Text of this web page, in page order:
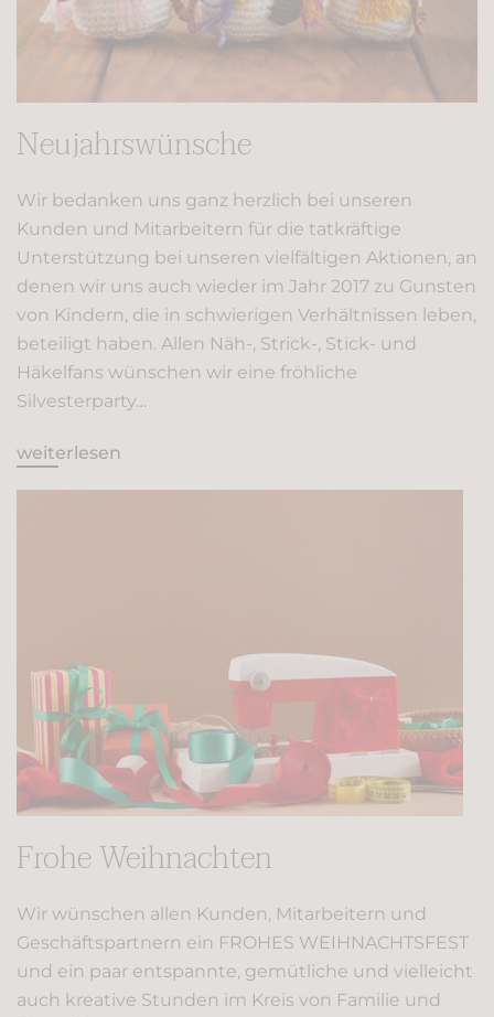
Neujahrswünsche
Wir bedanken uns ganz herzlich bei unseren
Kunden und Mitarbeitern für die tatkräftige
Unterstützung bei unseren vielfältigen Aktionen, an
denen wir uns auch wieder im Jahr 2017 zu Gunsten
von Kindern, die in schwierigen Verhältnissen leben,
beteiligt haben. Allen Näh-, Strick-, Stick- und
Häkelfans wünschen wir eine fröhliche
Silvesterparty…
weiterlesen
Frohe Weihnachten
Wir wünschen allen Kunden, Mitarbeitern und
Geschäftspartnern ein FROHES WEIHNACHTSFEST
und ein paar entspannte, gemütliche und vielleicht
auch kreative Stunden im Kreis von Familie und